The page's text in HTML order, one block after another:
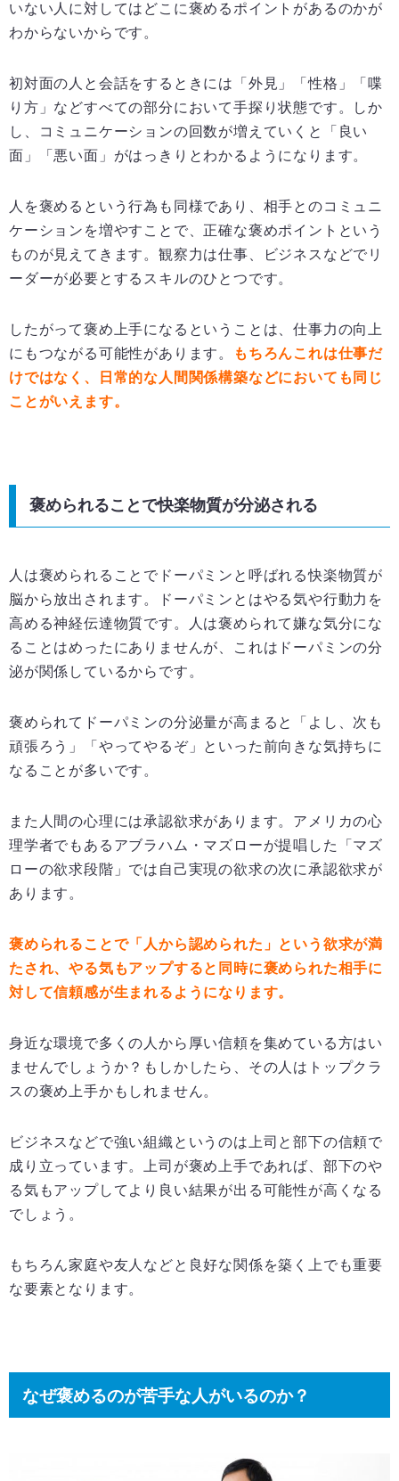
いない人に対してはどこに褒めるポイントがあるのかが
わからないからです。
初対面の人と会話をするときには「外見」「性格」「喋
り方」などすべての部分において手探り状態です。しか
し、コミュニケーションの回数が増えていくと「良い
面」「悪い面」がはっきりとわかるようになります。
人を褒めるという行為も同様であり、相手とのコミュニ
ケーションを増やすことで、正確な褒めポイントという
ものが見えてきます。観察力は仕事、ビジネスなどでリ
ーダーが必要とするスキルのひとつです。
したがって褒め上手になるということは、仕事力の向上
にもつながる可能性があります。
もちろんこれは仕事だ
けではなく、日常的な人間関係構築などにおいても同じ
ことがいえます。
褒められることで快楽物質が分泌される
人は褒められることでドーパミンと呼ばれる快楽物質が
脳から放出されます。ドーパミンとはやる気や行動力を
高める神経伝達物質です。人は褒められて嫌な気分にな
ることはめったにありませんが、これはドーパミンの分
泌が関係しているからです。
褒められてドーパミンの分泌量が高まると「よし、次も
頑張ろう」「やってやるぞ」といった前向きな気持ちに
なることが多いです。
また人間の心理には承認欲求があります。アメリカの心
理学者でもあるアブラハム・マズローが提唱した「マズ
ローの欲求段階」では自己実現の欲求の次に承認欲求が
あります。
褒められることで「人から認められた」という欲求が満
たされ、やる気もアップすると同時に褒められた相手に
対して信頼感が生まれるようになります。
身近な環境で多くの人から厚い信頼を集めている方はい
ませんでしょうか？もしかしたら、その人はトップクラ
スの褒め上手かもしれません。
ビジネスなどで強い組織というのは上司と部下の信頼で
成り立っています。上司が褒め上手であれば、部下のや
る気もアップしてより良い結果が出る可能性が高くなる
でしょう。
もちろん家庭や友人などと良好な関係を築く上でも重要
な要素となります。
なぜ褒めるのが苦手な人がいるのか？